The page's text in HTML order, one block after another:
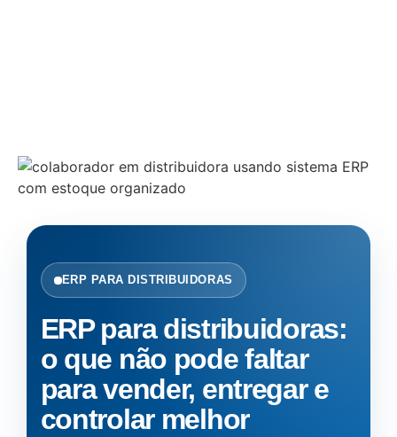
ERP PARA DISTRIBUIDORAS
ERP para distribuidoras:
o que não pode faltar
para vender, entregar e
controlar melhor